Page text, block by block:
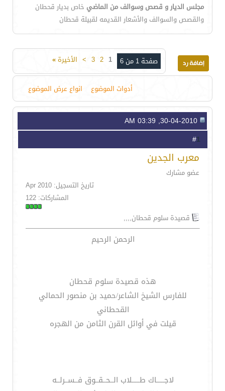
مجلس الديار و قصص وسوالف من الماضي خاص بديار قحطان
والقصص والسوالف والأشعار القديمه لقبيلة قحطان
صفحة 1 من 6 1
2
3
> الأخيرة»
أدوات الموضوع انواع عرض الموضوع
1
معرب الجدين
عضو مشارك
تاريخ التسجيل: Apr 2010
المشاركات: 122
قصيدة سلوم قحطان,,,,
الرحمن الرحيم
هذه قصيدة سلوم قحطان
للفارس الشيخ الشاعر/حميد بن منصور الحمالي
القحطاني
قيلت في أوائل القرن الثامن من الهجره
لاجـــــاك طـــــلاب الــحــقــوق فــســرلــه